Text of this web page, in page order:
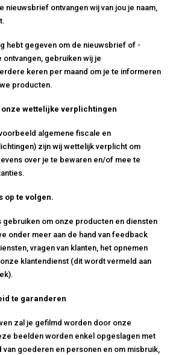
nieuwsbrief ontvangen wij van jou je naam,
hebt gegeven om de nieuwsbrief of -
ontvangen, gebruiken wij je
keren per maand om je te informeren
producten.
onze wettelijke verplichtingen
algemene fiscale en
zijn wij wettelijk verplicht om
over je te bewaren en/of mee te
op te volgen.
gebruiken om onze producten en diensten
onder meer aan de hand van feedback
vragen van klanten, het opnemen
klantendienst (dit wordt vermeld aan
te garanderen
zal je gefilmd worden door onze
beelden worden enkel opgeslagen met
van goederen en personen en om misbruik,